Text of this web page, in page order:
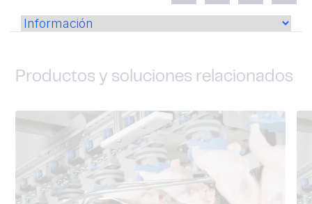
Productos y soluciones relacionados